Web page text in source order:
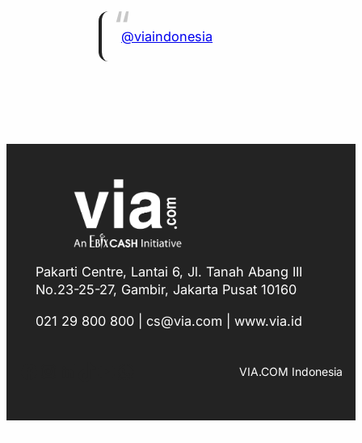
@viaindonesia
Pakarti Centre, Lantai 6, Jl. Tanah Abang III
No.23-25-27, Gambir, Jakarta Pusat 10160
021 29 800 800 | cs@via.com | www.via.id
VIA.COM Indonesia